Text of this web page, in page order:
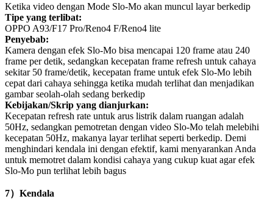
Ketika video dengan Mode Slo-Mo akan muncul layar berkedip
Tipe yang terlibat:
OPPO A93/F17 Pro/Reno4 F/Reno4 lite
Penyebab:
Kamera dengan efek Slo-Mo bisa mencapai 120 frame atau 240
frame per detik, sedangkan kecepatan frame refresh untuk cahaya
sekitar 50 frame/detik, kecepatan frame untuk efek Slo-Mo lebih
cepat dari cahaya sehingga ketika mudah terlihat dan menjadikan
gambar seolah-olah sedang berkedip
Kebijakan/Skrip yang dianjurkan:
Kecepatan refresh rate untuk arus listrik dalam ruangan adalah
50Hz, sedangkan pemotretan dengan video Slo-Mo telah melebihi
kecepatan 50Hz, makanya layar terlihat seperti berkedip. Demi
menghindari kendala ini dengan efektif, kami menyarankan Anda
untuk memotret dalam kondisi cahaya yang cukup kuat agar efek
Slo-Mo pun terlihat lebih bagus
7） Kendala